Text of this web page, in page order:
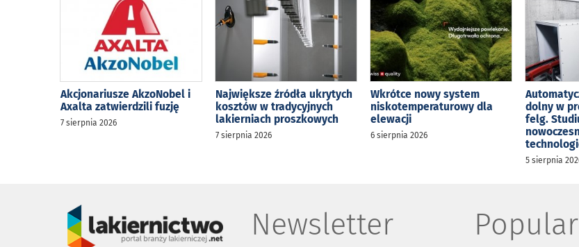
Akcjonariusze AkzoNobel i
Axalta zatwierdzili fuzję
7 sierpnia 2026
Największe źródła ukrytych
kosztów w tradycyjnych
lakierniach proszkowych
7 sierpnia 2026
Wkrótce nowy system
niskotemperaturowy dla
elewacji
6 sierpnia 2026
dolny w
felg.
5 sierpnia
Newsletter